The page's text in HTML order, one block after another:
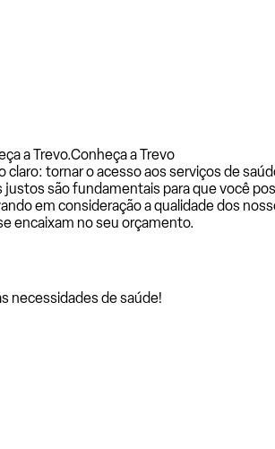
a Trevo.Conheça a Trevo
claro: tornar o acesso aos serviços de
são fundamentais para que você
em consideração a qualidade dos
encaixam no seu orçamento.
necessidades de saúde!